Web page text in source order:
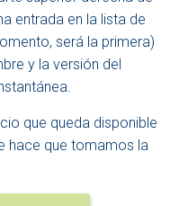
entrada en la lista de
será la primera)
y la versión del
que queda disponible
hace que tomamos la